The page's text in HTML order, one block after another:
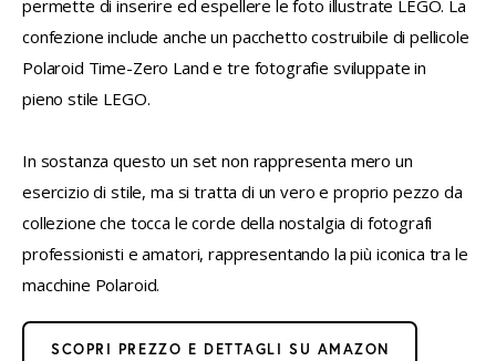
permette di inserire ed espellere le foto illustrate LEGO. La
confezione include anche un pacchetto costruibile di pellicole
Polaroid Time-Zero Land e tre fotografie sviluppate in
pieno stile LEGO.
In sostanza questo un set non rappresenta mero un
esercizio di stile, ma si tratta di un vero e proprio pezzo da
collezione che tocca le corde della nostalgia di fotografi
professionisti e amatori, rappresentando la più iconica tra le
macchine Polaroid.
SCOPRI PREZZO E DETTAGLI SU AMAZON